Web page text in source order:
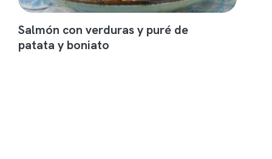
Salmón con verduras y puré de
patata y boniato